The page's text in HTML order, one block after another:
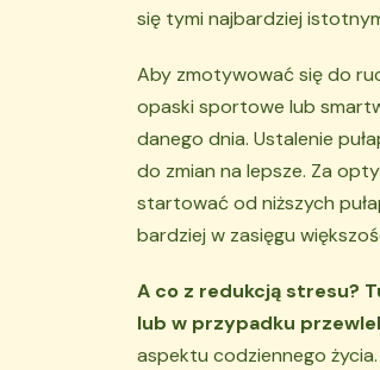
się tymi najbardziej
Aby zmotywować się do
opaski sportowe lub
danego dnia. Ustalenie
do zmian na lepsze. Za
startować od niższych
bardziej w zasięgu
A co z redukcją stresu?
lub w przypadku
aspektu codziennego